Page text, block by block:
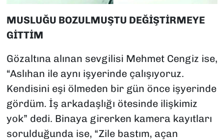
MUSLUĞU BOZULMUŞTU DEĞİŞTİRMEYE
GİTTİM
Gözaltına alınan sevgilisi Mehmet Cengiz ise,
“Aslıhan ile aynı işyerinde çalışıyoruz.
Kendisini eşi ölmeden bir gün önce işyerinde
gördüm. İş arkadaşlığı ötesinde ilişkimiz
yok” dedi. Binaya girerken kamera kayıtları
sorulduğunda ise, “Zile bastım, açan